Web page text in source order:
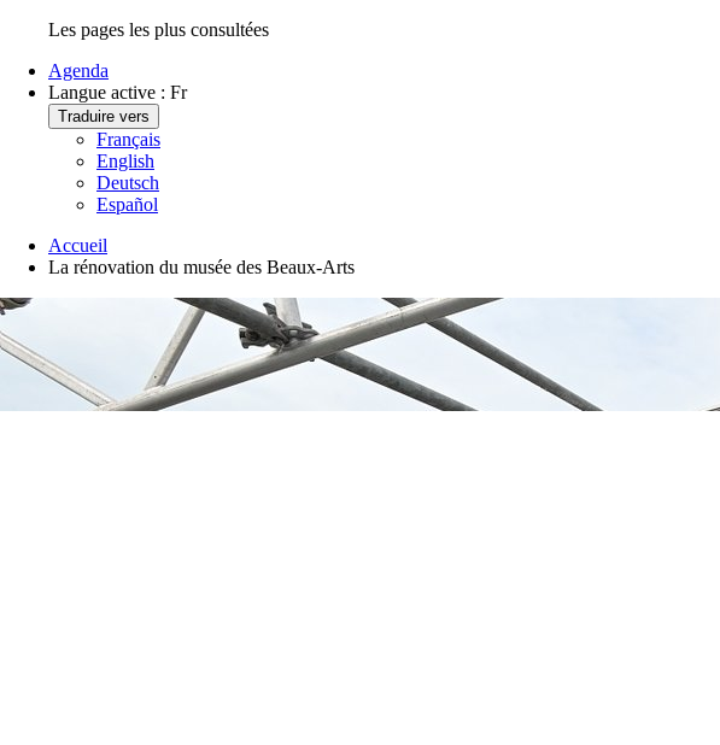
Les pages les plus consultées
Agenda
Langue active : Fr
Traduire vers
Français
English
Deutsch
Español
Accueil
La rénovation du musée des Beaux-Arts